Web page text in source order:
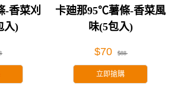
-香菜刈
入)
卡廸那95℃薯條-香菜風
味(5包入)
$70 $88
立即搶購